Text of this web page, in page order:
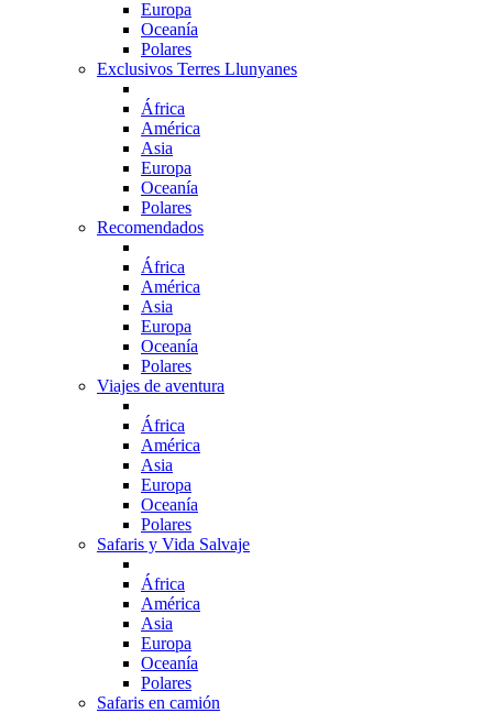
Europa
Oceanía
Polares
Exclusivos Terres Llunyanes
África
América
Asia
Europa
Oceanía
Polares
Recomendados
África
América
Asia
Europa
Oceanía
Polares
Viajes de aventura
África
América
Asia
Europa
Oceanía
Polares
Safaris y Vida Salvaje
África
América
Asia
Europa
Oceanía
Polares
Safaris en camión